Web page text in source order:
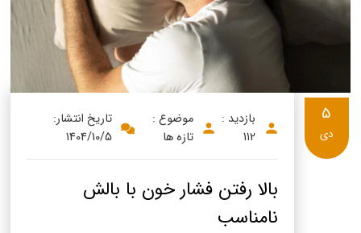
بازدید :
112
موضوع :
تازه ها
تاریخ انتشار:
1404/10/5
بالا رفتن فشار خون با بالش
نامناسب
5
دی